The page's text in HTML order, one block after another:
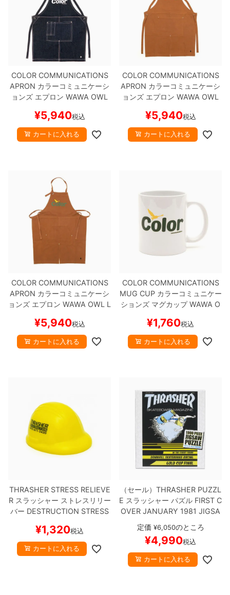
COLOR COMMUNICATIONS
APRON カラーコミュニケーシ
ョンズ エプロン WAWA OWL
トボード スケボー
¥5,940税込
カートに入れる
COLOR COMMUNICATIONS
APRON カラーコミュニケーシ
ョンズ エプロン WAWA OWL
ド スケボー
¥5,940税込
カートに入れる
COLOR COMMUNICATIONS
APRON カラーコミュニケーシ
ョンズ エプロン WAWA OWL L
スケボー
¥5,940税込
カートに入れる
COLOR COMMUNICATIONS
MUG CUPカラーコミュニケー
ションズ マグカップWAWA O
スケボー
¥1,760税込
カートに入れる
THRASHER STRESS RELIEVE
Rスラッシャー ストレスリリー
バー DESTRUCTION STRESS
トボード スケボー
¥1,320税込
カートに入れる
（セール） THRASHER PUZZL
E スラッシャー パズル FIRST C
OVER JANUARY 1981 JIGSA
W PUZZLE（US企画）
トボード スケボー
定価 ¥6,050のところ
¥4,990税込
カートに入れる